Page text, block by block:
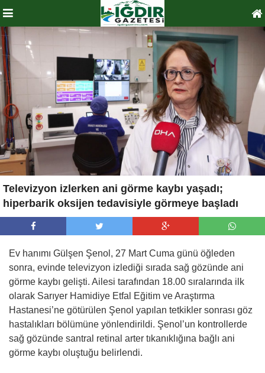
Televizyon izlerken ani görme kaybı yaşadı;
hiperbarik oksijen tedavisiyle görmeye başladı
Ev hanımı Gülşen Şenol, 27 Mart Cuma günü öğleden
sonra, evinde televizyon izlediği sırada sağ gözünde ani
görme kaybı gelişti. Ailesi tarafından 18.00 sıralarında ilk
olarak Sarıyer Hamidiye Etfal Eğitim ve Araştırma
Hastanesi’ne götürülen Şenol yapılan tetkikler sonrası göz
hastalıkları bölümüne yönlendirildi. Şenol’un kontrollerde
sağ gözünde santral retinal arter tıkanıklığına bağlı ani
görme kaybı oluştuğu belirlendi.